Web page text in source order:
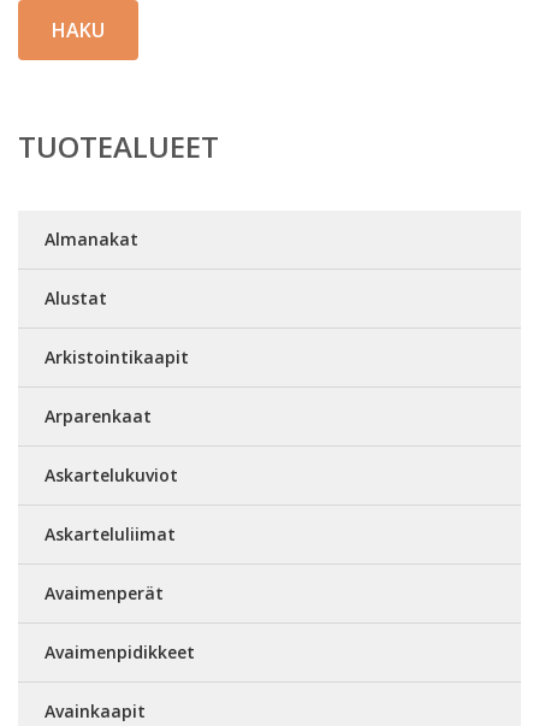
HAKU
TUOTEALUEET
Almanakat
Alustat
Arkistointikaapit
Arparenkaat
Askartelukuviot
Askarteluliimat
Avaimenperät
Avaimenpidikkeet
Avainkaapit